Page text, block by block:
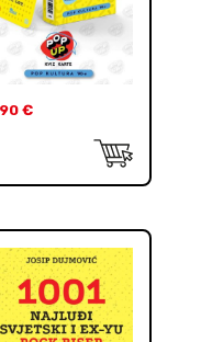
€